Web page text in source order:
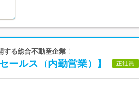
る総合不動産企業！
ールス（内勤営業）】 正社員